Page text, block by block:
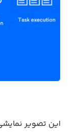
این تصویر